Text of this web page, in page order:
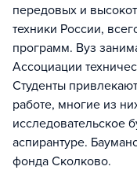
передовых и
техники России,
программ. Вуз
Ассоциации
Студенты
работе, многие из
исследовательское
аспирантуре.
фонда Сколково.